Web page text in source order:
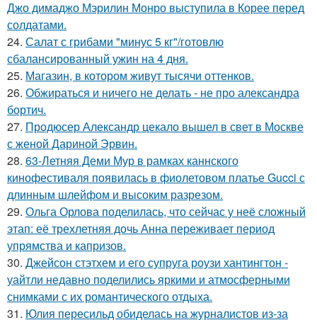
Джо димаджо Мэрилин Монро выступила в Корее перед
солдатами.
24. Салат с грибами "минус 5 кг"/готовлю
сбалансированный ужин на 4 дня.
25. Магазин, в котором живут тысячи оттенков.
26. Обжираться и ничего не делать - не про александра
бортич.
27. Продюсер Александр цекало вышел в свет в Москве
с женой Дариной Эрвин.
28. 63-Летняя Деми Мур в рамках каннского
кинофестиваля появилась в фиолетовом платье Gucci с
длинным шлейфом и высоким разрезом.
29. Ольга Орлова поделилась, что сейчас у неё сложный
этап: её трехлетняя дочь Анна переживает период
упрямства и капризов.
30. Джейсон стэтхем и его супруга роузи хантингтон -
уайтли недавно поделились яркими и атмосферными
снимками с их романтического отдыха.
31. Юлия пересильд обиделась на журналистов из-за